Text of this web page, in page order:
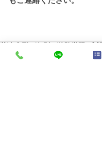
ふじ学習会